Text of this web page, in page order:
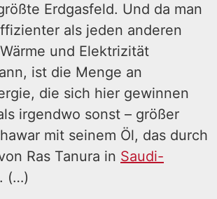
Erdgasfeld. Und da man
als jeden anderen
und Elektrizität
ist die Menge an
die sich hier gewinnen
irgendwo sonst – größer
mit seinem Öl, das durch
Ras Tanura in Saudi-
(…)